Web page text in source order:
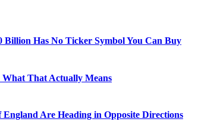
Has No Ticker Symbol You Can Buy
What That Actually Means
Are Heading in Opposite Directions